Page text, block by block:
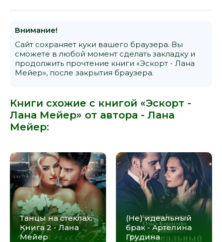
Внимание!
Сайт сохраняет куки вашего браузера. Вы
сможете в любой момент сделать закладку и
продолжить прочтение книги «Эскорт - Лана
Мейер», после закрытия браузера.
Книги схожие с книгой «Эскорт -
Лана Мейер» от автора -Лана
Мейер:
Танцы на стеклах.
Книга 2 - Лана
Мейер
(Не) идеальный
брак - Артелина
Грудина